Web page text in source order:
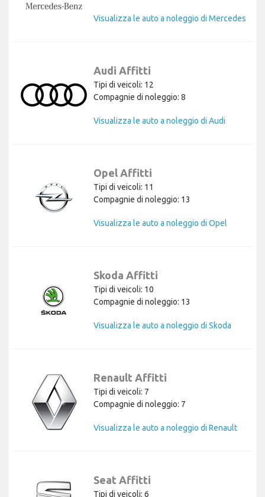
Visualizza le auto a noleggio di Mercedes
Audi Affitti
Tipi di veicoli: 12
Compagnie di noleggio: 8
Visualizza le auto a noleggio di Audi
Opel Affitti
Tipi di veicoli: 11
Compagnie di noleggio: 13
Visualizza le auto a noleggio di Opel
Skoda Affitti
Tipi di veicoli: 10
Compagnie di noleggio: 13
Visualizza le auto a noleggio di Skoda
Renault Affitti
Tipi di veicoli: 7
Compagnie di noleggio: 7
Visualizza le auto a noleggio di Renault
Seat Affitti
Tipi di veicoli: 6